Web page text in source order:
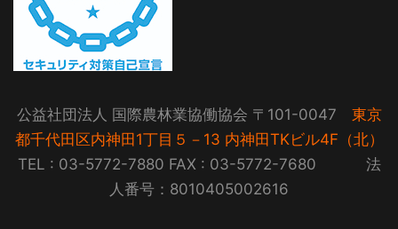
公益社団法人 国際農林業協働協会 〒101-0047 東京
都千代田区内神田1丁目５－13 内神田TKビル4F（北）
TEL : 03-5772-7880 FAX : 03-5772-7680 法
人番号：8010405002616